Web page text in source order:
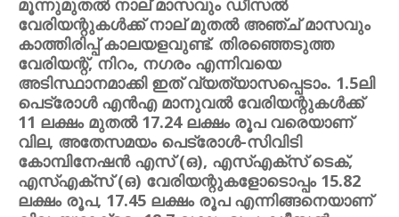
മൂന്നുമുതല്‍ നാല് മാസവും ഡീസല്‍
വേരിയന്റുകള്‍ക്ക് നാല് മുതല്‍ അഞ്ച് മാസവും
കാത്തിരിപ്പ് കാലയളവുണ്ട്. തിരഞ്ഞെടുത്ത
വേരിയന്റ്, നിറം, നഗരം എന്നിവയെ
അടിസ്ഥാനമാക്കി ഇത് വ്യത്യാസപ്പെടാം. 1.5ലി
പെട്രോള്‍ എന്‍എ മാനുവല്‍ വേരിയന്റുകള്‍ക്ക്
11 ലക്ഷം മുതല്‍ 17.24 ലക്ഷം രൂപ വരെയാണ്
വില, അതേസമയം പെട്രോള്‍-സിവിടി
കോമ്പിനേഷന്‍ എസ് (ഒ), എസ്എക്സ് ടെക്,
എസ്എക്സ് (ഒ) വേരിയന്റുകളോടൊപ്പം 15.82
ലക്ഷം രൂപ, 17.45 ലക്ഷം രൂപ എന്നിങ്ങനെയാണ്